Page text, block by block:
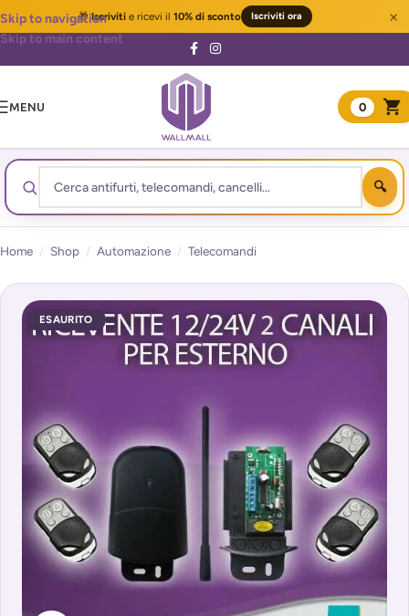
🎁Iscrivitie ricevi il 10% di sconto Iscriviti ora ×
Skip to navigation
Skip to main content
MENU 0
Home / Shop / Automazione / Telecomandi
ESAURITO